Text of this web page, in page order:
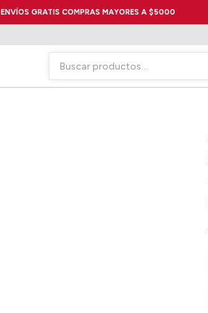
ENVÍOS GRATIS COMPRAS MAYORES A $5000